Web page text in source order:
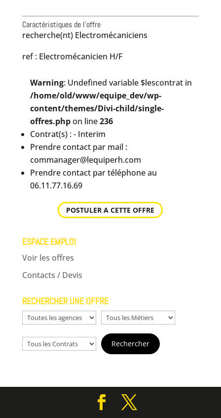
Caractéristiques de l'offre
recherche(nt) Electromécaniciens
ref : Electromécanicien H/F
Warning: Undefined variable $lescontrat in
/home/old/www/equipe_dev/wp-
content/themes/Divi-child/single-
offres.phpon line236
Contrat(s) : - Interim
Prendre contact par mail :
commanager@lequiperh.com
Prendre contact par téléphone au
06.11.77.16.69
POSTULER A CETTE OFFRE
ESPACE EMPLOI
Voir les offres
Contacts / Devis
RECHERCHER UNE OFFRE